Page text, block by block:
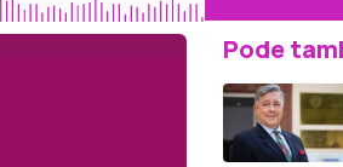
Pode